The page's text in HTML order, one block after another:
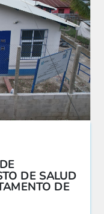
DE SALUD
DE